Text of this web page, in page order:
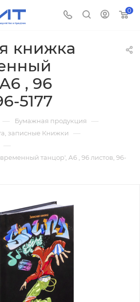
0
книжка
, 96
5177
— Бумажная продукция —
записные Книжки —
—
танцор', А6 , 96 листов, 96-